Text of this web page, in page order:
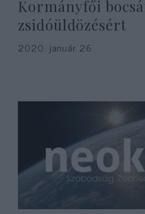
Kormányfői
zsidóüldözésért
2020. január 26.